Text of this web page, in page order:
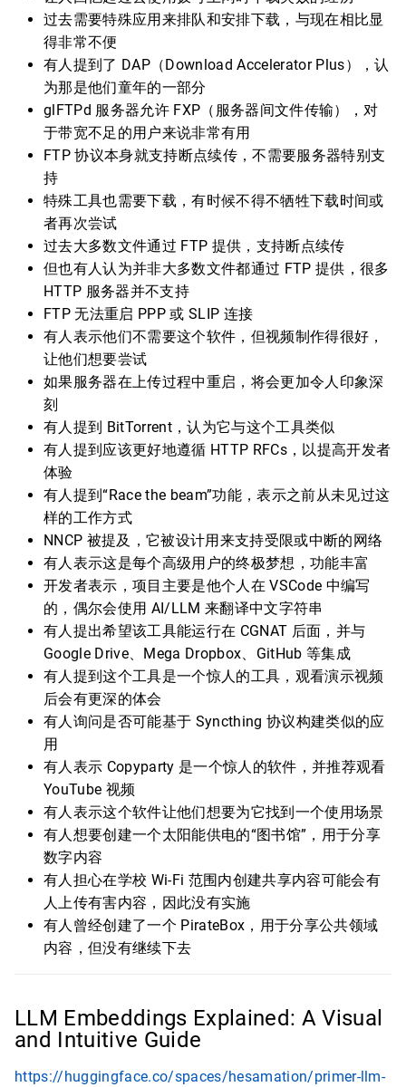
过去需要特殊应用来排队和安排下载，与现在相比显
得非常不便
有人提到了 DAP（Download Accelerator Plus），认
为那是他们童年的一部分
glFTPd 服务器允许 FXP（服务器间文件传输），对
于带宽不足的用户来说非常有用
FTP 协议本身就支持断点续传，不需要服务器特别支
持
特殊工具也需要下载，有时候不得不牺牲下载时间或
者再次尝试
过去大多数文件通过 FTP 提供，支持断点续传
但也有人认为并非大多数文件都通过 FTP 提供，很多
HTTP 服务器并不支持
FTP 无法重启 PPP 或 SLIP 连接
有人表示他们不需要这个软件，但视频制作得很好，
让他们想要尝试
如果服务器在上传过程中重启，将会更加令人印象深
刻
有人提到 BitTorrent，认为它与这个工具类似
有人提到应该更好地遵循 HTTP RFCs，以提高开发者
体验
有人提到“Race the beam”功能，表示之前从未见过这
样的工作方式
NNCP 被提及，它被设计用来支持受限或中断的网络
有人表示这是每个高级用户的终极梦想，功能丰富
开发者表示，项目主要是他个人在 VSCode 中编写
的，偶尔会使用 AI/LLM 来翻译中文字符串
有人提出希望该工具能运行在 CGNAT 后面，并与
Google Drive、Mega Dropbox、GitHub 等集成
有人提到这个工具是一个惊人的工具，观看演示视频
后会有更深的体会
有人询问是否可能基于 Syncthing 协议构建类似的应
用
有人表示 Copyparty 是一个惊人的软件，并推荐观看
YouTube 视频
有人表示这个软件让他们想要为它找到一个使用场景
有人想要创建一个太阳能供电的“图书馆”，用于分享
数字内容
有人担心在学校 Wi-Fi 范围内创建共享内容可能会有
人上传有害内容，因此没有实施
有人曾经创建了一个 PirateBox，用于分享公共领域
内容，但没有继续下去
LLM Embeddings Explained: A Visual
and Intuitive Guide
https://huggingface.co/spaces/hesamation/primer-llm-